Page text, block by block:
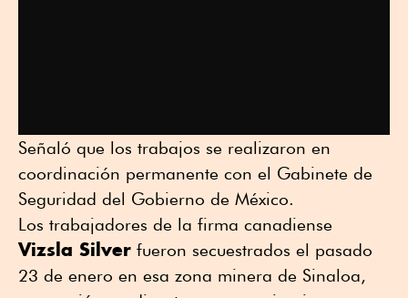
Señaló que los trabajos se realizaron en
coordinación permanente con el Gabinete de
Seguridad del Gobierno de México.
Los trabajadores de la firma canadiense
Vizsla Silver fueron secuestrados el pasado
23 de enero en esa zona minera de Sinaloa,